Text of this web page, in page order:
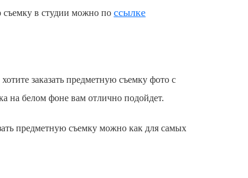
съемку в студии можно по ссылке
заказать предметную съемку фото с
на белом фоне вам отлично подойдет.
предметную съемку можно как для самых